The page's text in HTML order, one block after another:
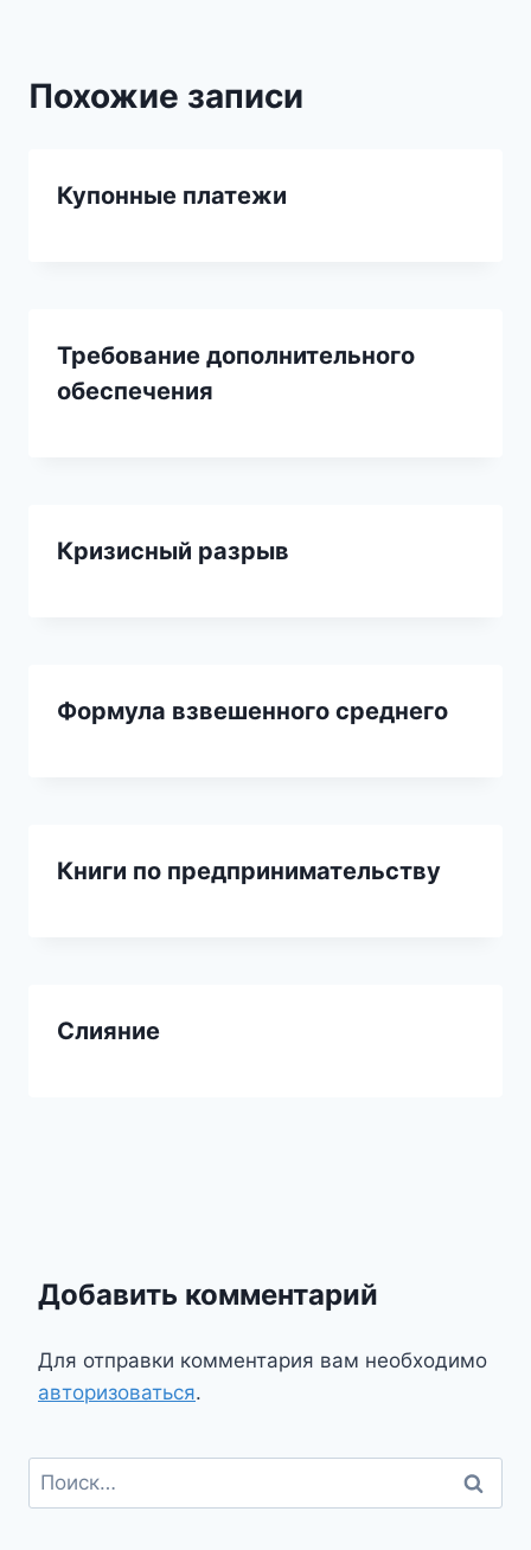
Похожие записи
Купонные платежи
Требование дополнительного
обеспечения
Кризисный разрыв
Формула взвешенного среднего
Книги по предпринимательству
Слияние
Добавить комментарий
Для отправки комментария вам необходимо
авторизоваться.
Найти: